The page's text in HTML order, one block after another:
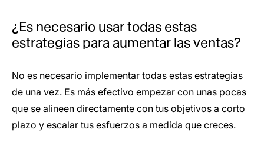
¿Es necesario usar todas estas
estrategias para aumentar las ventas?
No es necesario implementar todas estas estrategias
de una vez. Es más efectivo empezar con unas pocas
que se alineen directamente con tus objetivos a corto
plazo y escalar tus esfuerzos a medida que creces.